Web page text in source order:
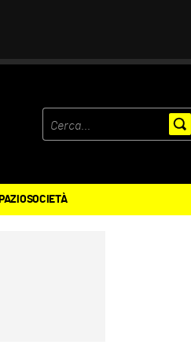
SOCIETÀ